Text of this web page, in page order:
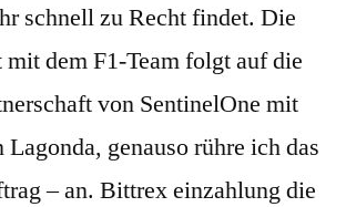
schnell zu Recht findet. Die
mit dem F1-Team folgt auf die
von SentinelOne mit
genauso rühre ich das
– an. Bittrex einzahlung die